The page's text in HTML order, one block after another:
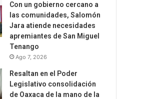
Con un gobierno cercano a
las comunidades, Salomón
Jara atiende necesidades
apremiantes de San Miguel
Tenango
Ago 7, 2026
Resaltan en el Poder
Legislativo consolidación
de Oaxaca de la mano de la